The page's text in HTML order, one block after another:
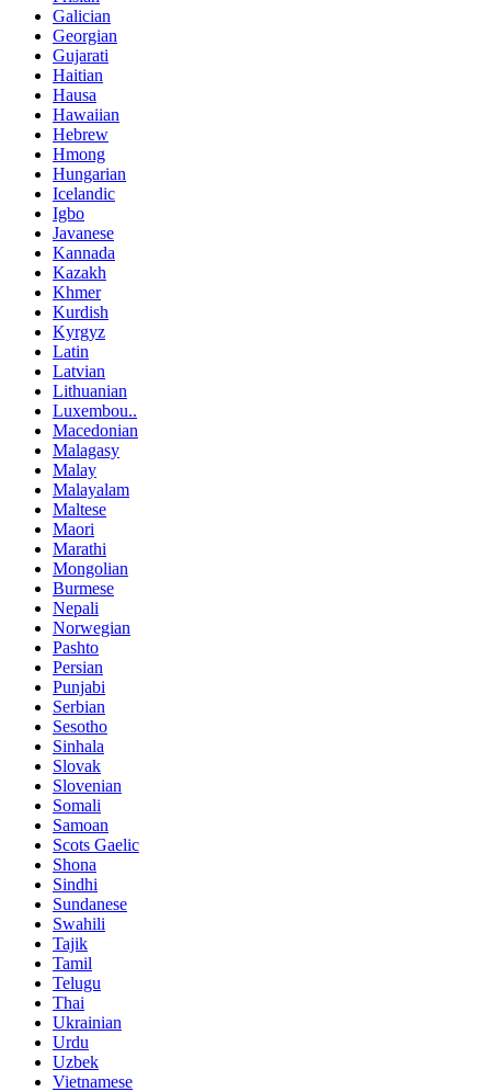
Galician
Georgian
Gujarati
Haitian
Hausa
Hawaiian
Hebrew
Hmong
Hungarian
Icelandic
Igbo
Javanese
Kannada
Kazakh
Khmer
Kurdish
Kyrgyz
Latin
Latvian
Lithuanian
Luxembou..
Macedonian
Malagasy
Malay
Malayalam
Maltese
Maori
Marathi
Mongolian
Burmese
Nepali
Norwegian
Pashto
Persian
Punjabi
Serbian
Sesotho
Sinhala
Slovak
Slovenian
Somali
Samoan
Scots Gaelic
Shona
Sindhi
Sundanese
Swahili
Tajik
Tamil
Telugu
Thai
Ukrainian
Urdu
Uzbek
Vietnamese